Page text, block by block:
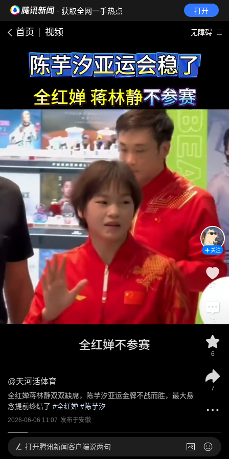
· 获取全网一手热点 打开
首页 视频 无障碍
@天河话体育
全红婵蒋林静双双缺席，陈芋汐亚运金牌不战而胜，最大悬
念提前终结了 #全红婵 #陈芋汐
2026-06-06 11:07 发布于安徽
关注
37
25
6
7
打开腾讯新闻客户端说两句